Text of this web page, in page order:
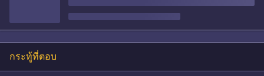
กระทู้ที่ตอบ